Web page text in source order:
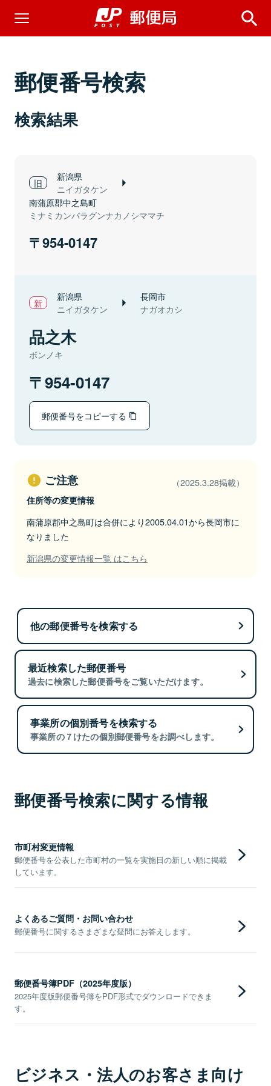
郵便番号検索
検索結果
新潟県
ニイガタケン
南蒲原郡中之島町
ミナミカンバラグンナカノシママチ
954-0147
新潟県
ニイガタケン
長岡市
ナガオカシ
品之木
ボンノキ
954-0147
郵便番号をコピーする
ご注意 （2025.3.28掲載）
住所等の変更情報
南蒲原郡中之島町は合併により2005.04.01から長岡市に
なりました
新潟県の変更情報一覧 はこちら
他の郵便番号を検索する
最近検索した郵便番号
過去に検索した郵便番号をご覧いただけます。
事業所の個別番号を検索する
事業所の７けたの個別郵便番号をお調べします。
郵便番号検索に関する情報
市町村変更情報
郵便番号を公表した市町村の一覧を実施日の新しい順に掲載
しています。
よくあるご質問・お問い合わせ
郵便番号に関するさまざまな疑問にお答えします。
郵便番号簿PDF（2025年度版）
2025年度版郵便番号簿をPDF形式でダウンロードできま
す。
ビジネス・法人のお客さま向け